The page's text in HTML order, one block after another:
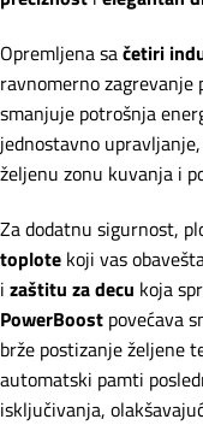
Opremljena sačetiri
ravnomerno zagrevanje
smanjuje potrošnja
jednostavno
željenu zonu kuvanja i
Za dodatnu sigurnost,
toplote koji vas
i zaštitu za decu koja
PowerBoost povećava
brže postizanje željene
automatski pamti
isključivanja,